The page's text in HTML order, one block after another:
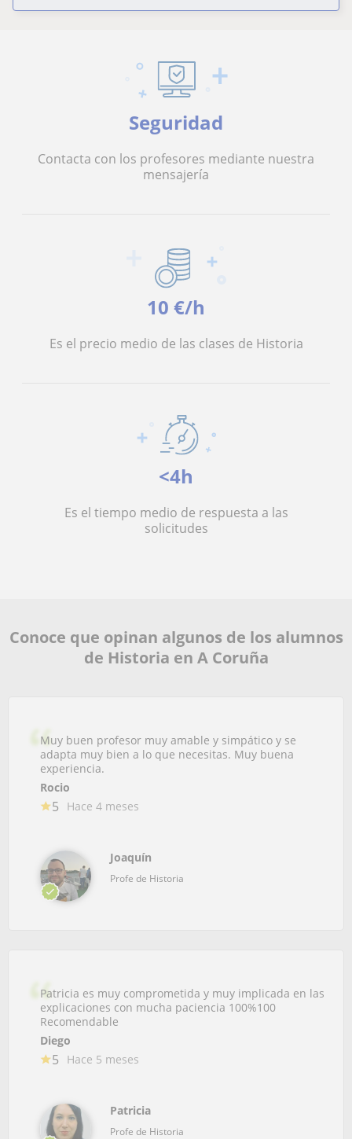
Seguridad
Contacta con los profesores mediante nuestra
mensajería
10 €/h
Es el precio medio de las clases de Historia
<4h
Es el tiempo medio de respuesta a las
solicitudes
Conoce que opinan algunos de los alumnos
de Historia en A Coruña
Muy buen profesor muy amable y simpático y se
adapta muy bien a lo que necesitas. Muy buena
experiencia.
Rocio
5 Hace 4 meses
Joaquín
Profe de Historia
Patricia es muy comprometida y muy implicada en las
explicaciones con mucha paciencia 100%100
Recomendable
Diego
5 Hace 5 meses
Patricia
Profe de Historia